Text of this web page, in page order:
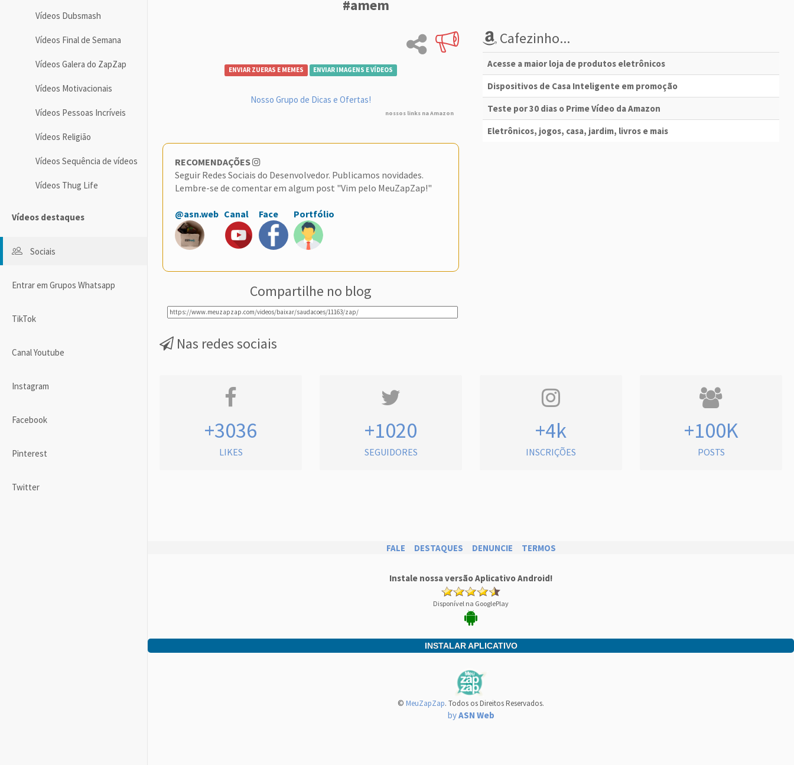
Vídeos Dubsmash
Vídeos Final de Semana
Vídeos Galera do ZapZap
Vídeos Motivacionais
Vídeos Pessoas Incríveis
Vídeos Religião
Vídeos Sequência de vídeos
Vídeos Thug Life
Vídeos destaques
Sociais
Entrar em Grupos Whatsapp
TikTok
Canal Youtube
Instagram
Facebook
Pinterest
Twitter
#amem
ENVIAR ZUERAS E MEMES ENVIAR IMAGENS E VÍDEOS
Nosso Grupo de Dicas e Ofertas!
nossos links na Amazon
RECOMENDAÇÕES
Seguir Redes Sociais do Desenvolvedor. Publicamos novidades.
Lembre-se de comentar em algum post "Vim pelo MeuZapZap!"
@asn.web Canal Face Portfólio
Compartilhe no blog
Cafezinho...
Acesse a maior loja de produtos eletrônicos
Dispositivos de Casa Inteligente em promoção
Teste por 30 dias o Prime Vídeo da Amazon
Eletrônicos, jogos, casa, jardim, livros e mais
Nas redes sociais
+3036
LIKES
+1020
SEGUIDORES
+4k
INSCRIÇÕES
+100K
POSTS
FALE DESTAQUES DENUNCIE TERMOS
Instale nossa versão Aplicativo Android!
Disponível na GooglePlay
INSTALAR APLICATIVO
© MeuZapZap. Todos os Direitos Reservados.
byASN Web